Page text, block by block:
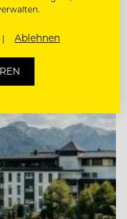
Ablehnen